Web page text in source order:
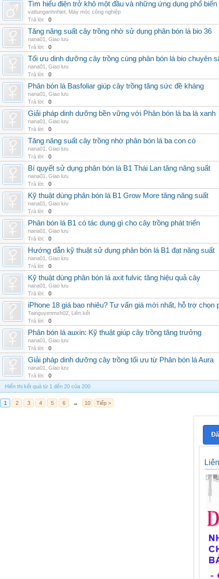
Tìm hiểu điện trở khô một đầu và những ứng dụng phổ
vattunganhnhiet Máy móc công nghiệp
Trả lời:
0
Tăng năng suất cây trồng nhờ sử dụng phân bón lá bio 36
nana01
Giao lưu
Trả lời:
0
Tối ưu dinh dưỡng cây trồng cùng phân bón lá bio chuyên
nana01
Giao lưu
Trả lời:
0
Phân bón lá Basfoliar giúp cây trồng tăng sức đề kháng
nana01
Giao lưu
Trả lời:
0
Giải pháp dinh dưỡng bền vững với Phân bón lá ba lá xanh
nana01
Giao lưu
Trả lời:
0
Tăng năng suất cây trồng nhờ phân bón lá ba con cò
nana01
Giao lưu
Trả lời:
0
Bí quyết sử dụng phân bón lá B1 Thái Lan tăng năng suất
nana01
Giao lưu
Trả lời:
0
Kỹ thuật dùng phân bón lá B1 Grow More tăng năng suất
nana01
Giao lưu
Trả lời:
0
Phân bón lá B1 có tác dụng gì cho cây trồng phát triển
nana01
Giao lưu
Trả lời:
0
Hướng dẫn kỹ thuật sử dụng phân bón lá B1 đạt năng suất
nana01
Giao lưu
Trả lời:
0
Kỹ thuật dùng phân bón lá axit fulvic tăng hiệu quả cây
nana01
Giao lưu
Trả lời:
0
iPhone 18 giá bao nhiêu? Tư vấn giá mới nhất, hỗ trợ chọn
Tainguyenmxh02 Liên kết
Trả lời:
0
Phân bón lá auxin: Kỹ thuật giúp cây trồng tăng trưởng
nana01
Giao lưu
Trả lời:
0
Giải pháp dinh dưỡng cây trồng tối ưu từ Phân bón lá Aura
nana01
Giao lưu
Trả lời:
0
Hiển thị kết quả từ 1 đến 20 của 200
1 2 3 4 5 6 → 10 Tiếp >